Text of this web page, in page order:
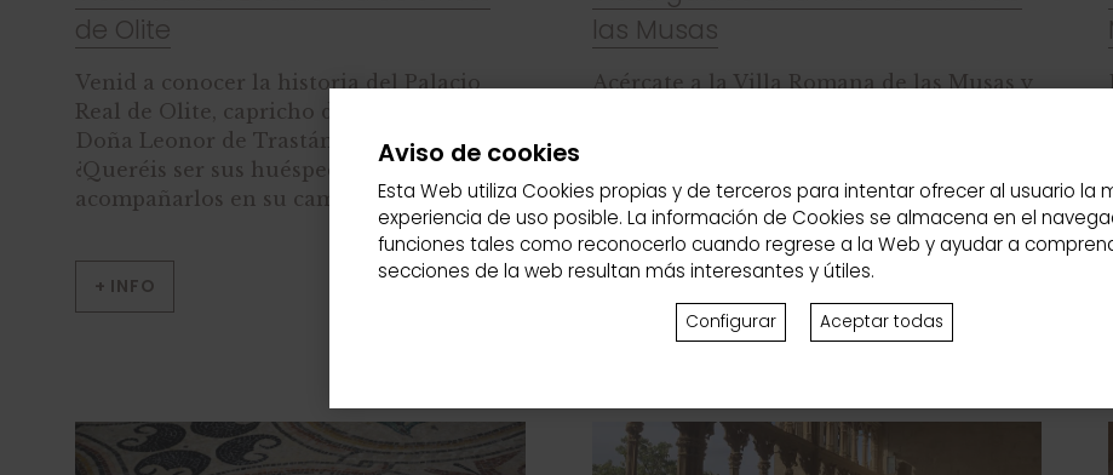
de Olite
Venid a conocer la historia del Palacio
Real de Olite, capricho de unos reyes,
Doña Leonor de Trastámara y Carlos III.
¿Queréis ser sus huéspedes y
acompañarlos en su camino?
+ INFO
las Musas
Acércate a la Villa Romana de las Musas y
+ INFO
Aviso de cookies
Esta Web utiliza Cookies propias y de terceros para intentar ofrecer al usuario la
experiencia de uso posible. La información de Cookies se almacena en el
funciones tales como reconocerlo cuando regrese a la Web y ayudar a
secciones de la web resultan más interesantes y útiles.
Configurar Aceptar todas